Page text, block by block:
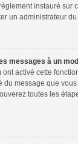
instauré sur
un administrateur
messages à un
activé cette
du message que
toutes les